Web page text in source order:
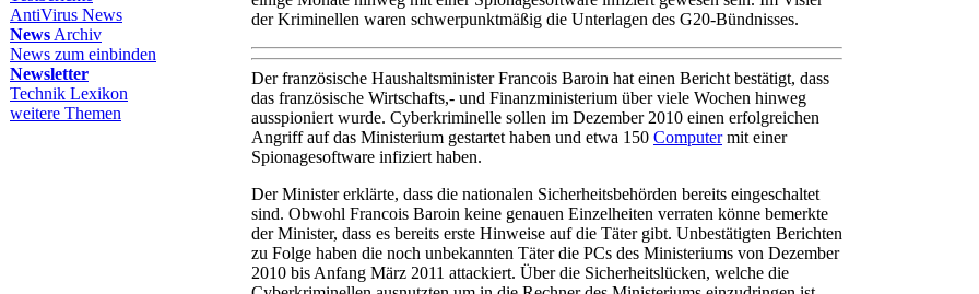
AntiVirus News
News Archiv
News zum einbinden
Newsletter
Technik Lexikon
weitere Themen
der Kriminellen waren schwerpunktmäßig die Unterlagen des G20-Bündnisses.
Der französische Haushaltsminister Francois Baroin hat einen Bericht bestätigt, dass
das französische Wirtschafts,- und Finanzministerium über viele Wochen hinweg
ausspioniert wurde. Cyberkriminelle sollen im Dezember 2010 einen erfolgreichen
Angriff auf das Ministerium gestartet haben und etwa 150 Computermit einer
Spionagesoftware infiziert haben.
Der Minister erklärte, dass die nationalen Sicherheitsbehörden bereits eingeschaltet
sind. Obwohl Francois Baroin keine genauen Einzelheiten verraten könne bemerkte
der Minister, dass es bereits erste Hinweise auf die Täter gibt. Unbestätigten Berichten
zu Folge haben die noch unbekannten Täter die PCs des Ministeriums von Dezember
2010 bis Anfang März 2011 attackiert. Über die Sicherheitslücken, welche die